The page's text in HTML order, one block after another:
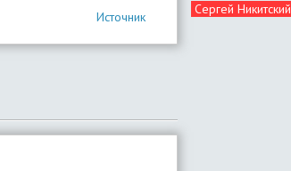
Источник Сергей Никитский